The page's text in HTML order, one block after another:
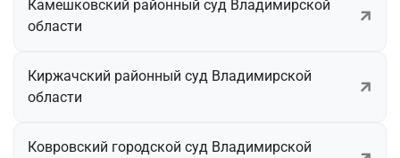
Камешковский районный суд Владимирской
области
Киржачский районный суд Владимирской
области
Ковровский городской суд Владимирской